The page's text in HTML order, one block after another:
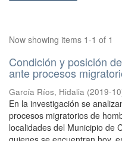
Now showing items 1-1 of 1
Condición y posición
ante procesos
García Ríos, Hidalia (2019-10
En la investigación se
procesos migratorios de
localidades del Municipio de